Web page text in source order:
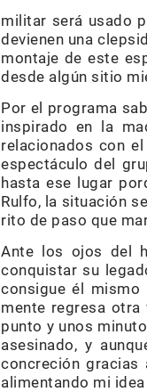
militar será usado
devienen una
montaje de este
desde algún sitio
Por el programa
inspirado en la
relacionados con
espectáculo del
hasta ese lugar
Rulfo, la situación
rito de paso que
Ante los ojos del
conquistar su
consigue él
mente regresa otra
punto y unos
asesinado, y
concreción gracias
alimentando mi